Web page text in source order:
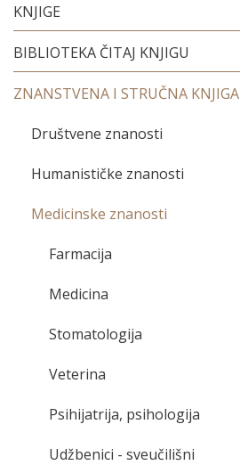
KNJIGE
BIBLIOTEKA ČITAJ KNJIGU
ZNANSTVENA I STRUČNA KNJIGA
Društvene znanosti
Humanističke znanosti
Medicinske znanosti
Farmacija
Medicina
Stomatologija
Veterina
Psihijatrija, psihologija
Udžbenici - sveučilišni